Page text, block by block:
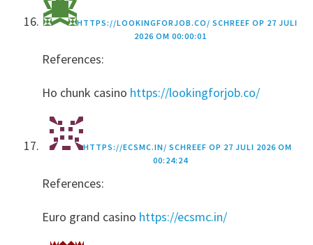
HTTPS://LOOKINGFORJOB.CO/ SCHREEF OP 27 JULI
2026 OM 00:00:01
References:
Ho chunk casino https://lookingforjob.co/
HTTPS://ECSMC.IN/ SCHREEF OP 27 JULI 2026 OM
00:24:24
References:
Euro grand casino https://ecsmc.in/